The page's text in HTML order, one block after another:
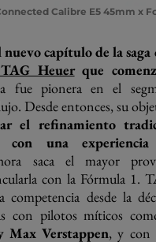
Calibre E5 45mm x
nuevo capítulo de la saga
Heuerque
fue pionera en el
Desde entonces, su
el refinamiento
con una
saca el mayor
con la Fórmula 1.
competencia desde la
con pilotos míticos
Max Verstappen, y con